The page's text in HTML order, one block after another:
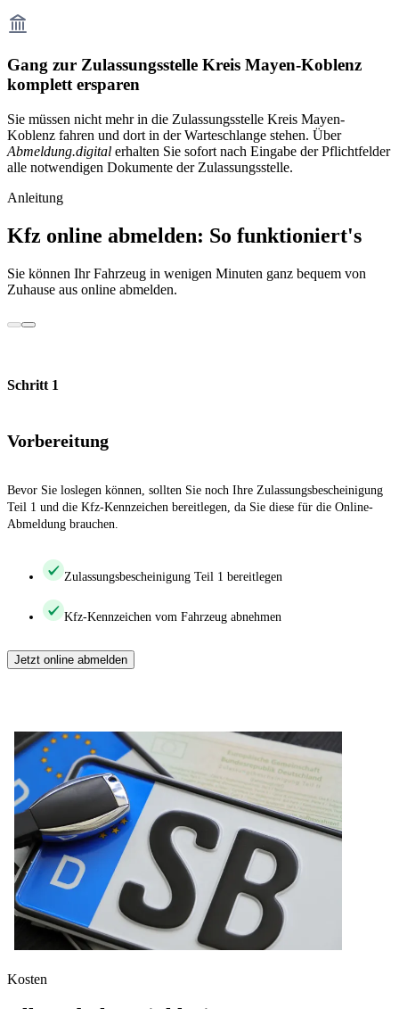
Gang zur Zulassungsstelle Kreis Mayen-Koblenz
komplett ersparen
Sie müssen nicht mehr in die Zulassungsstelle Kreis Mayen-
Koblenz fahren und dort in der Warteschlange stehen. Über
Abmeldung.digital erhalten Sie sofort nach Eingabe der Pflichtfelder
alle notwendigen Dokumente der Zulassungsstelle.
Anleitung
Kfz online abmelden: So funktioniert's
Sie können Ihr Fahrzeug in wenigen Minuten ganz bequem von
Zuhause aus online abmelden.
Schritt 1
Vorbereitung
Bevor Sie loslegen können, sollten Sie noch Ihre Zulassungsbescheinigung
Teil 1 und die Kfz-Kennzeichen bereitlegen, da Sie diese für die Online-
Abmeldung brauchen.
Zulassungsbescheinigung Teil 1 bereitlegen
Kfz-Kennzeichen vom Fahrzeug abnehmen
Jetzt online abmelden
Kosten